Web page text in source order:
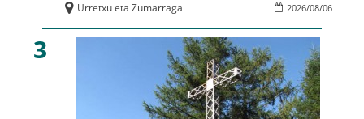
2026/08/06
Urretxu eta Zumarraga
3